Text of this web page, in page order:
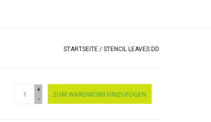
STARTSEITE / STENCIL LEAVES DD
+
-
ZUM WARENKORB HINZUFÜGEN